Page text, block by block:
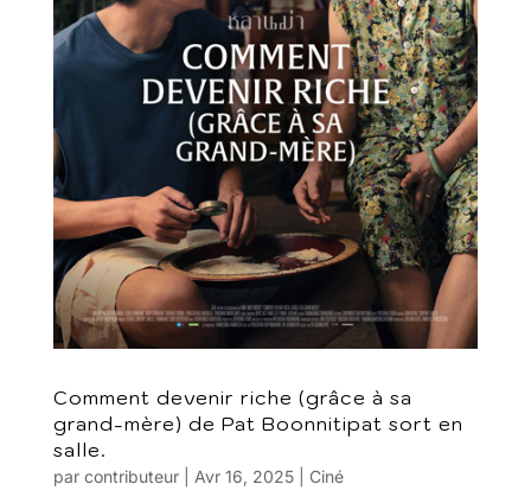
Comment devenir riche (grâce à sa
grand-mère) de Pat Boonnitipat sort en
salle.
par contributeur| Avr 16, 2025| Ciné